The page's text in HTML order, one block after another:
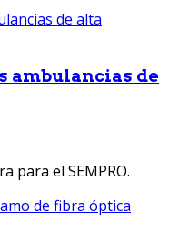
ambulancias de
para el SEMPRO.